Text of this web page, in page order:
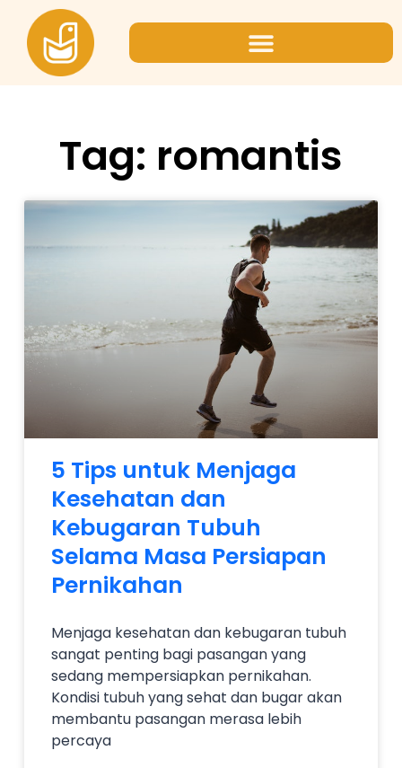
Tag: romantis
5 Tips untuk Menjaga
Kesehatan dan
Kebugaran Tubuh
Selama Masa Persiapan
Pernikahan
Menjaga kesehatan dan kebugaran tubuh
sangat penting bagi pasangan yang
sedang mempersiapkan pernikahan.
Kondisi tubuh yang sehat dan bugar akan
membantu pasangan merasa lebih
percaya